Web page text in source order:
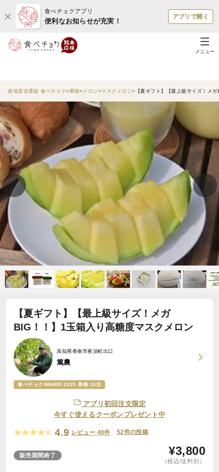
食べチョクアプリ
便利なお知らせが充実！
アプリで開く
メニュー
産地直送通販 食べチョク 果物 メロン マスクメロン 【夏ギフト】【最上級サイズ！メ
【夏ギフト】【最上級サイズ！メガ
BIG！！】1玉箱入り高糖度マスクメロン
高知県香南市夜須町出口
篤農
食べチョクAWARD 2025 果物 24位
アプリ初回注文限定
今すぐ使えるクーポンプレゼント中
4.9 レビュー 40件 52件の投稿
販売期間終了 ¥3,800
（税込/送料別）